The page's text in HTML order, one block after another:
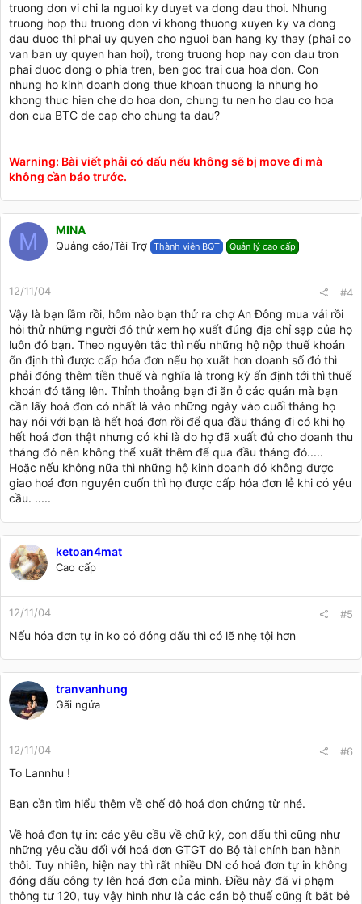
truong don vi chi la nguoi ky duyet va dong dau thoi. Nhung
truong hop thu truong don vi khong thuong xuyen ky va dong
dau duoc thi phai uy quyen cho nguoi ban hang ky thay (phai co
van ban uy quyen han hoi), trong truong hop nay con dau tron
phai duoc dong o phia tren, ben goc trai cua hoa don. Con
nhung ho kinh doanh dong thue khoan thuong la nhung ho
khong thuc hien che do hoa don, chung tu nen ho dau co hoa
don cua BTC de cap cho chung ta dau?
Warning: Bài viết phải có dấu nếu không sẽ bị move đi mà
không cần báo trước.
M MINA
Quảng cáo/Tài Trợ Thành viên BQT Quản lý cao cấp
12/11/04 #4
Vậy là bạn lầm rồi, hôm nào bạn thử ra chợ An Đông mua vải rồi
hỏi thử những người đó thử xem họ xuất đúng địa chỉ sạp của họ
luôn đó bạn. Theo nguyên tắc thì nếu những hộ nộp thuế khoán
ổn định thì được cấp hóa đơn nếu họ xuất hơn doanh số đó thì
phải đóng thêm tiền thuế và nghĩa là trong kỳ ấn định tới thì thuế
khoán đó tăng lên. Thỉnh thoảng bạn đi ăn ở các quán mà bạn
cần lấy hoá đơn có nhất là vào những ngày vào cuối tháng họ
hay nói với bạn là hết hoá đơn rồi để qua đầu tháng đi có khi họ
hết hoá đơn thật nhưng có khi là do họ đã xuất đủ cho doanh thu
tháng đó nên không thể xuất thêm để qua đầu tháng đó.....
Hoặc nếu không nữa thì những hộ kinh doanh đó không được
giao hoá đơn nguyên cuốn thì họ được cấp hóa đơn lẻ khi có yêu
cầu. .....
ketoan4mat
Cao cấp
12/11/04 #5
Nếu hóa đơn tự in ko có đóng dấu thì có lẽ nhẹ tội hơn
tranvanhung
Gãi ngứa
12/11/04 #6
To Lannhu !
Bạn cần tìm hiểu thêm về chế độ hoá đơn chứng từ nhé.
Về hoá đơn tự in: các yêu cầu về chữ ký, con dấu thì cũng như
những yêu cầu đối với hoá đơn GTGT do Bộ tài chính ban hành
thôi. Tuy nhiên, hiện nay thì rất nhiều DN có hoá đơn tự in không
đóng dấu công ty lên hoá đơn của mình. Điều này đã vi phạm
thông tư 120, tuy vậy hình như là các cán bộ thuế cũng ít bắt bẻ